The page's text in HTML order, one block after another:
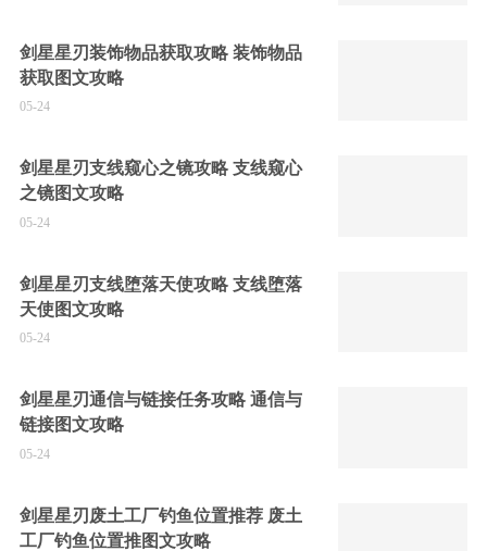
剑星星刃装饰物品获取攻略 装饰物品
获取图文攻略
05-24
剑星星刃支线窥心之镜攻略 支线窥心
之镜图文攻略
05-24
剑星星刃支线堕落天使攻略 支线堕落
天使图文攻略
05-24
剑星星刃通信与链接任务攻略 通信与
链接图文攻略
05-24
剑星星刃废土工厂钓鱼位置推荐 废土
工厂钓鱼位置推图文攻略